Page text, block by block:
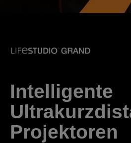
Intelligente
Projektoren